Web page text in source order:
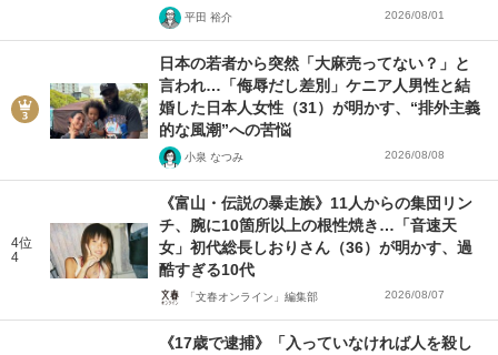
平田 裕介 2026/08/01
日本の若者から突然「大麻売ってない？」と
言われ…「侮辱だし差別」ケニア人男性と結
婚した日本人女性（31）が明かす、“排外主義
的な風潮”への苦悩
小泉 なつみ 2026/08/08
4位
4
《富山・伝説の暴走族》11人からの集団リン
チ、腕に10箇所以上の根性焼き…「音速天
女」初代総長しおりさん（36）が明かす、過
酷すぎる10代
「文春オンライン」編集部 2026/08/07
《17歳で逮捕》「入っていなければ人を殺し